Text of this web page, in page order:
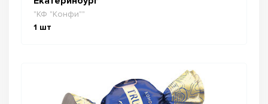
"КФ "Конфи""
1 шт